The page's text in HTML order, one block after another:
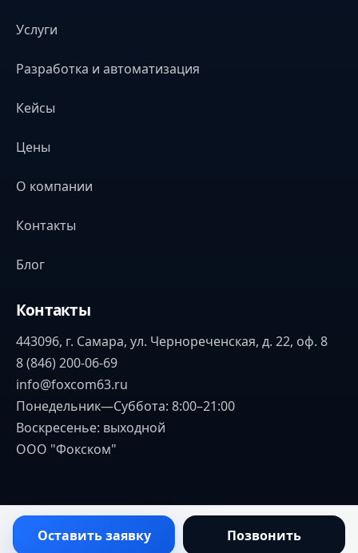
Услуги
Разработка и автоматизация
Кейсы
Цены
О компании
Контакты
Блог
Контакты
443096, г. Самара, ул. Чернореченская, д. 22, оф. 8
8 (846) 200-06-69
info@foxcom63.ru
Понедельник—Суббота: 8:00–21:00
Воскресенье: выходной
ООО "Фокском"
Оставить заявку Позвонить